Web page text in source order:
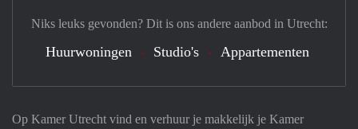
Op Kamer Utrecht vind en verhuur je makkelijk je Kamer
Niks leuks gevonden? Dit is ons andere aanbod in Utrecht:
Huurwoningen Studio's Appartementen